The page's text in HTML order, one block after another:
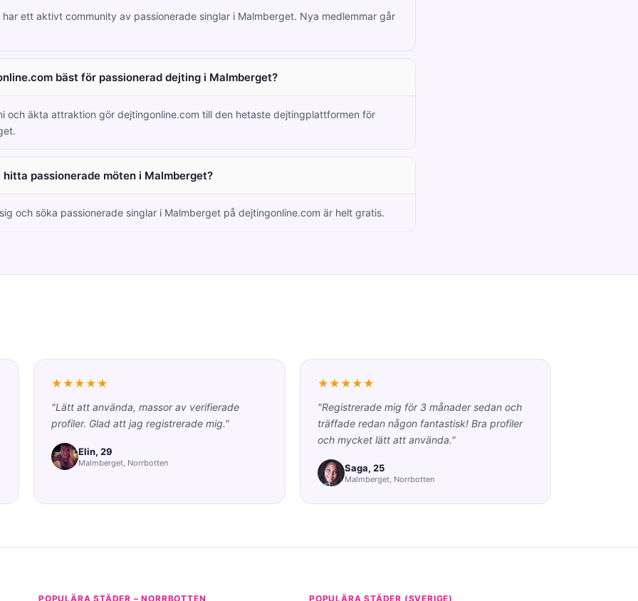
ett aktivt community av passionerade singlar i Malmberget. Nya medlemmar går
bäst för passionerad dejting i Malmberget?
och äkta attraktion gör dejtingonline.com till den hetaste dejtingplattformen för
passionerade möten i Malmberget?
och söka passionerade singlar i Malmberget på dejtingonline.com är helt gratis.
★★★★★
"Lätt att använda, massor av verifierade
profiler. Glad att jag registrerade mig."
Elin, 29
Malmberget, Norrbotten
★★★★★
"Registrerade mig för 3 månader sedan och
träffade redan någon fantastisk! Bra profiler
och mycket lätt att använda."
Saga, 25
Malmberget, Norrbotten
POPULÄRA STÄDER – NORRBOTTEN POPULÄRA STÄDER (SVERIGE)